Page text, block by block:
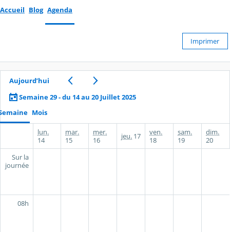
Accueil Blog Agenda
Imprimer
Aujourd’hui
Semaine 29 - du 14 au 20 Juillet 2025
Mois
lun.
14
mar.
15
mer.
16
jeu. 17
ven.
18
sam.
19
dim.
20
Sur la
journée
08h